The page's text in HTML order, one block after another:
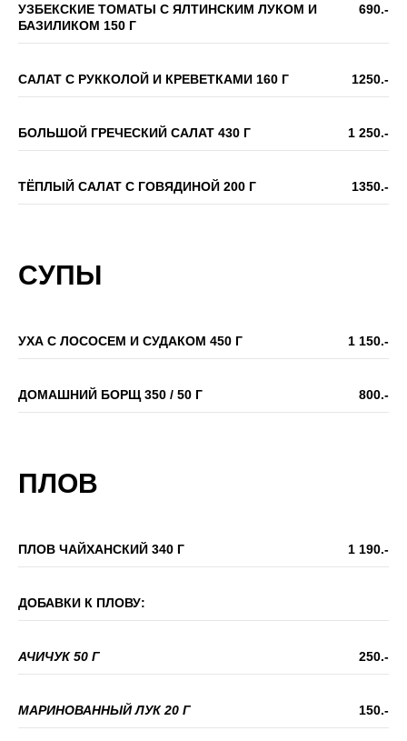
УЗБЕКСКИЕ ТОМАТЫ С ЯЛТИНСКИМ ЛУКОМ И
БАЗИЛИКОМ 150 Г
690.-
САЛАТ С РУККОЛОЙ И КРЕВЕТКАМИ 160 Г 1250.-
БОЛЬШОЙ ГРЕЧЕСКИЙ САЛАТ 430 Г 1 250.-
ТЁПЛЫЙ САЛАТ С ГОВЯДИНОЙ 200 Г 1350.-
СУПЫ
УХА С ЛОСОСЕМ И СУДАКОМ 450 Г 1 150.-
ДОМАШНИЙ БОРЩ 350 / 50 Г 800.-
ПЛОВ
ПЛОВ ЧАЙХАНСКИЙ 340 Г 1 190.-
ДОБАВКИ К ПЛОВУ:
АЧИЧУК 50 Г 250.-
МАРИНОВАННЫЙ ЛУК 20 Г 150.-